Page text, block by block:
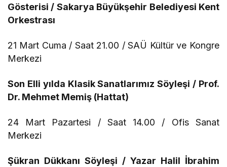
Gösterisi / Sakarya Büyükşehir Belediyesi Kent
Orkestrası
21 Mart Cuma / Saat 21.00 / SAÜ Kültür ve Kongre
Merkezi
Son Elli yılda Klasik Sanatlarımız Söyleşi / Prof.
Dr. Mehmet Memiş (Hattat)
24 Mart Pazartesi / Saat 14.00 / Ofis Sanat
Merkezi
Şükran Dükkanı Söyleşi / Yazar Halil İbrahim